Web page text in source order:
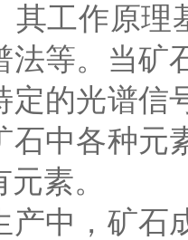
其工作原
法等。当矿
定的光谱信
石中各种元
素。
，矿石成